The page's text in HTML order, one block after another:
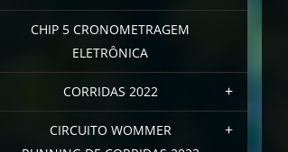
CHIP 5 CRONOMETRAGEM
ELETRÔNICA
CORRIDAS 2022
CIRCUITO WOMMER